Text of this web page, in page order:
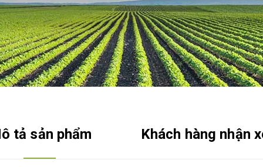
tả sản phẩm Khách hàng nhận